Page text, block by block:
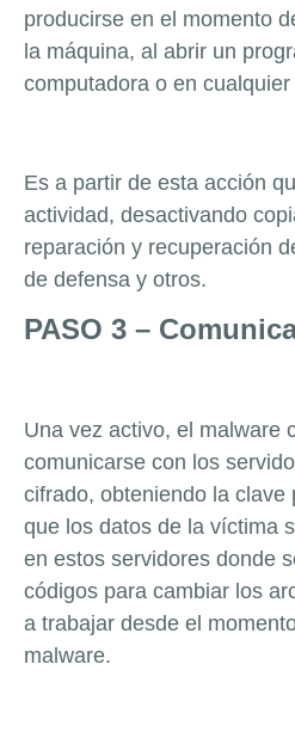
producirse en el momento
la máquina, al abrir un
computadora o en
Es a partir de esta acción
actividad, desactivando
reparación y recuperación
de defensa y otros.
PASO 3 –
Una vez activo, el malware
comunicarse con los
cifrado, obteniendo la clave
que los datos de la víctima
en estos servidores donde
códigos para cambiar los
a trabajar desde el
malware.